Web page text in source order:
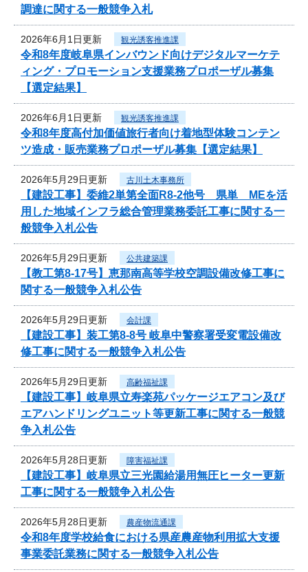
調達に関する一般競争入札
2026年6月1日更新 観光誘客推進課
令和8年度岐阜県インバウンド向けデジタルマーケテ
ィング・プロモーション支援業務プロポーザル募集
【選定結果】
2026年6月1日更新 観光誘客推進課
令和8年度高付加価値旅行者向け着地型体験コンテン
ツ造成・販売業務プロポーザル募集【選定結果】
2026年5月29日更新 古川土木事務所
【建設工事】委維2単第全面R8-2他号 県単 MEを活
用した地域インフラ総合管理業務委託工事に関する一
般競争入札公告
2026年5月29日更新 公共建築課
【教工第8-17号】恵那南高等学校空調設備改修工事に
関する一般競争入札公告
2026年5月29日更新 会計課
【建設工事】装工第8-8号 岐阜中警察署受変電設備改
修工事に関する一般競争入札公告
2026年5月29日更新 高齢福祉課
【建設工事】岐阜県立寿楽苑パッケージエアコン及び
エアハンドリングユニット等更新工事に関する一般競
争入札公告
2026年5月28日更新 障害福祉課
【建設工事】岐阜県立三光園給湯用無圧ヒーター更新
工事に関する一般競争入札公告
2026年5月28日更新 農産物流通課
令和8年度学校給食における県産農産物利用拡大支援
事業委託業務に関する一般競争入札公告